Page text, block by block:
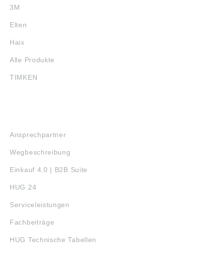
3M
Elten
Haix
Alle Produkte
TIMKEN
Ansprechpartner
Wegbeschreibung
Einkauf 4.0 | B2B Suite
HUG 24
Serviceleistungen
Fachbeiträge
HUG Technische Tabellen